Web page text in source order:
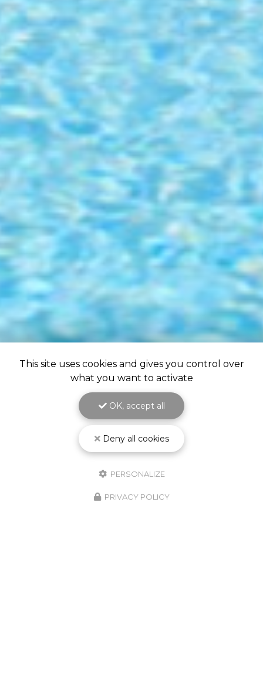
This site uses cookies and gives you control over
what you want to activate
OK, accept all
Deny all cookies
PERSONALIZE
PRIVACY POLICY